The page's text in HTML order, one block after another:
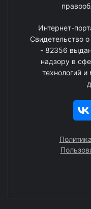
Интернет-
Свидетельство
- 82356
надзору в
технологий